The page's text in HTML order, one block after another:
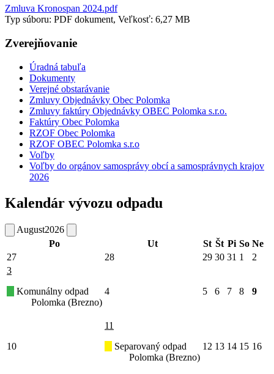
Zmluva Kronospan 2024.pdf
Typ súboru: PDF dokument, Veľkosť: 6,27 MB
Zverejňovanie
Úradná tabuľa
Dokumenty
Verejné obstarávanie
Zmluvy Objednávky Obec Polomka
Zmluvy faktúry Objednávky OBEC Polomka s.r.o.
Faktúry Obec Polomka
RZOF Obec Polomka
RZOF OBEC Polomka s.r.o
Voľby
Voľby do orgánov samosprávy obcí a samosprávnych krajov
2026
Kalendár vývozu odpadu
August2026
Po
Ut St Št Pi So Ne
27
28 29 30 31 1
2
3
Komunálny odpad
Polomka (Brezno)
4 5 6 7 8 9
10
11
Separovaný odpad
Polomka (Brezno)
12 13 14 15 16